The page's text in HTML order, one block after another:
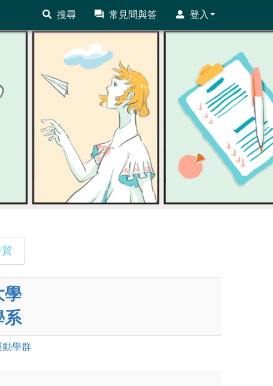
搜尋 常見問與答 登入
學
系
動學群